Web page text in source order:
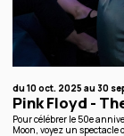
du 10 oct. 2025 au 30
Pink Floyd -
Pour célébrer le 50e
Moon, voyez un spectacle